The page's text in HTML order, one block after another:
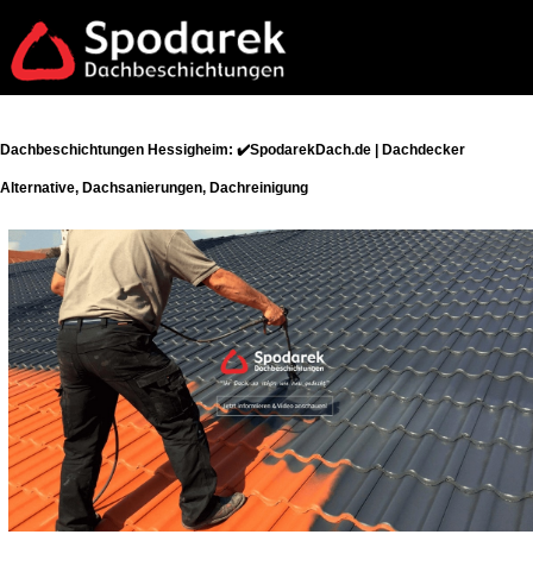
Dachbeschichtungen Hessigheim: ✔️SpodarekDach.de | Dachdecker
Alternative, Dachsanierungen, Dachreinigung